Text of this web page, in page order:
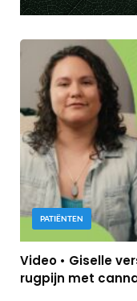
PATIËNTEN
Video • Giselle
rugpijn met